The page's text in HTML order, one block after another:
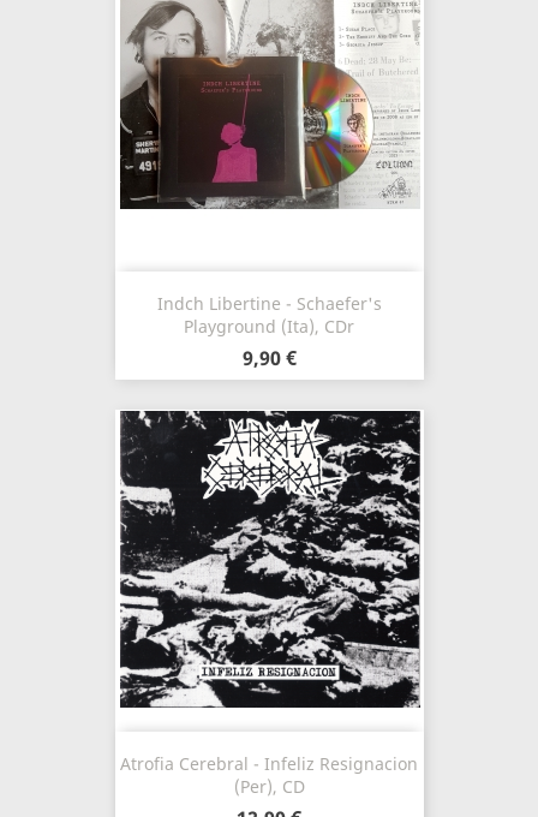
Indch Libertine - Schaefer's
Playground (Ita), CDr
9,90 €
Atrofia Cerebral - Infeliz Resignacion
(Per), CD